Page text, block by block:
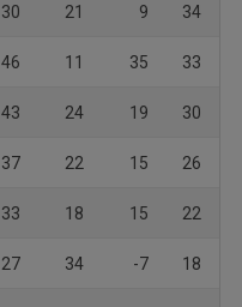
30 21 9 34
46 11 35 33
43 24 19 30
37 22 15 26
33 18 15 22
27 34 -7 18